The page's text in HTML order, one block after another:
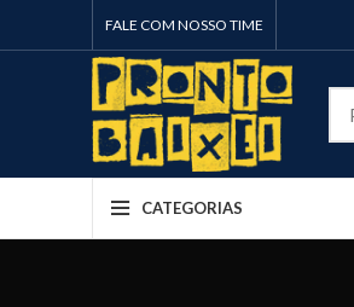
FALE COM NOSSO TIME
CATEGORIAS